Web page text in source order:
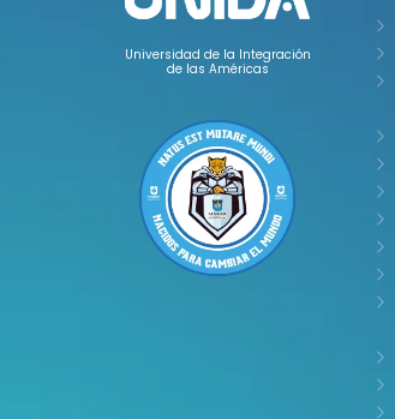
Universidad de la Integración
de las Américas